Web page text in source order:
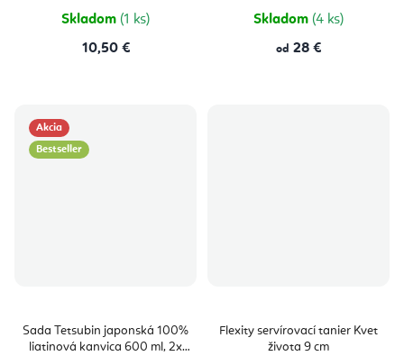
Skladom (1 ks)
10,50 €
Skladom (4 ks)
od 28 €
Akcia
Bestseller
Sada Tetsubin japonská 100%
liatinová kanvica 600 ml, 2x
Flexity servírovací tanier Kvet
života 9 cm